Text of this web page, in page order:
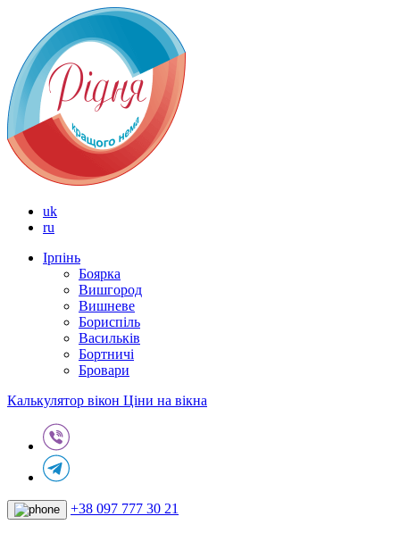
uk
ru
Ірпінь
Боярка
Вишгород
Вишневе
Бориспіль
Васильків
Бортничі
Бровари
Калькулятор вікон Ціни на вікна
+38 097 777 30 21